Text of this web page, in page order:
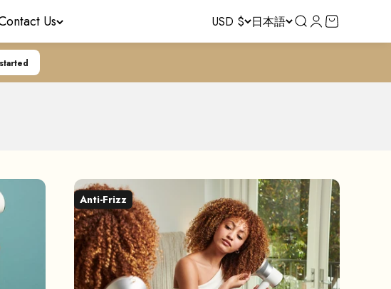
Us USD $ 日本語 検索を開く
アカウント
カートを
its hidden potential.
Anti-Frizz